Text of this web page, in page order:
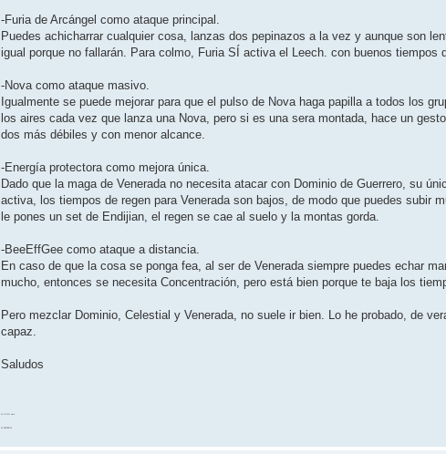
-Furia de Arcángel como ataque principal.
Puedes achicharrar cualquier cosa, lanzas dos pepinazos a la vez y aunque son
igual porque no fallarán. Para colmo, Furia SÍ activa el Leech. con buenos
-Nova como ataque masivo.
Igualmente se puede mejorar para que el pulso de Nova haga papilla a todos los
los aires cada vez que lanza una Nova, pero si es una sera montada, hace un
dos más débiles y con menor alcance.
-Energía protectora como mejora única.
Dado que la maga de Venerada no necesita atacar con Dominio de Guerrero, su
activa, los tiempos de regen para Venerada son bajos, de modo que puedes
le pones un set de Endijian, el regen se cae al suelo y la montas gorda.
-BeeEffGee como ataque a distancia.
En caso de que la cosa se ponga fea, al ser de Venerada siempre puedes echar
mucho, entonces se necesita Concentración, pero está bien porque te baja los
Pero mezclar Dominio, Celestial y Venerada, no suele ir bien. Lo he probado, de
capaz.
Saludos